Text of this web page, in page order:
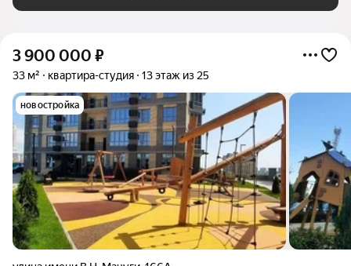
3 900 000 ₽
33 м² квартира-студия 13 этаж из 25
новостройка